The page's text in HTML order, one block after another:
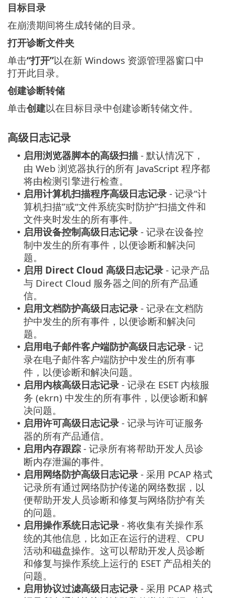
目标目录
在崩溃期间将生成转储的目录。
打开诊断文件夹
单击“打开”以在新 Windows 资源管理器窗口中
打开此目录。
创建诊断转储
单击创建以在目标目录中创建诊断转储文件。
高级日志记录
• 启用浏览器脚本的高级扫描 - 默认情况下，
由 Web 浏览器执行的所有 JavaScript 程序都
将由检测引擎进行检查。
• 启用计算机扫描程序高级日志记录 - 记录“计
算机扫描”或“文件系统实时防护”扫描文件和
文件夹时发生的所有事件。
• 启用设备控制高级日志记录 - 记录在设备控
制中发生的所有事件，以便诊断和解决问
题。
• 启用 Direct Cloud 高级日志记录 - 记录产品
与 Direct Cloud 服务器之间的所有产品通
信。
• 启用文档防护高级日志记录 - 记录在文档防
护中发生的所有事件，以便诊断和解决问
题。
• 启用电子邮件客户端防护高级日志记录 - 记
录在电子邮件客户端防护中发生的所有事
件，以便诊断和解决问题。
• 启用内核高级日志记录 - 记录在 ESET 内核服
务 (ekrn) 中发生的所有事件，以便诊断和解
决问题。
• 启用许可高级日志记录 - 记录与许可证服务
器的所有产品通信。
• 启用内存跟踪 - 记录所有将帮助开发人员诊
断内存泄漏的事件。
• 启用网络防护高级日志记录 - 采用 PCAP 格式
记录所有通过网络防护传递的网络数据，以
便帮助开发人员诊断和修复与网络防护有关
的问题。
• 启用操作系统日志记录 - 将收集有关操作系
统的其他信息，比如正在运行的进程、CPU
活动和磁盘操作。这可以帮助开发人员诊断
和修复与操作系统上运行的 ESET 产品相关的
问题。
• 启用协议过滤高级日志记录 - 采用 PCAP 格式